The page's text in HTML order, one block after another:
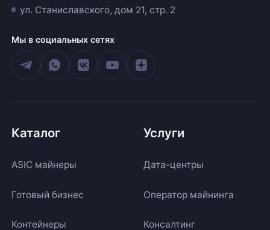
ул. Станиславского, дом 21, стр. 2
Мы в социальных сетях
Каталог
ASIC майнеры
Готовый бизнес
Контейнеры
Услуги
Дата-центры
Оператор майнинга
Консалтинг